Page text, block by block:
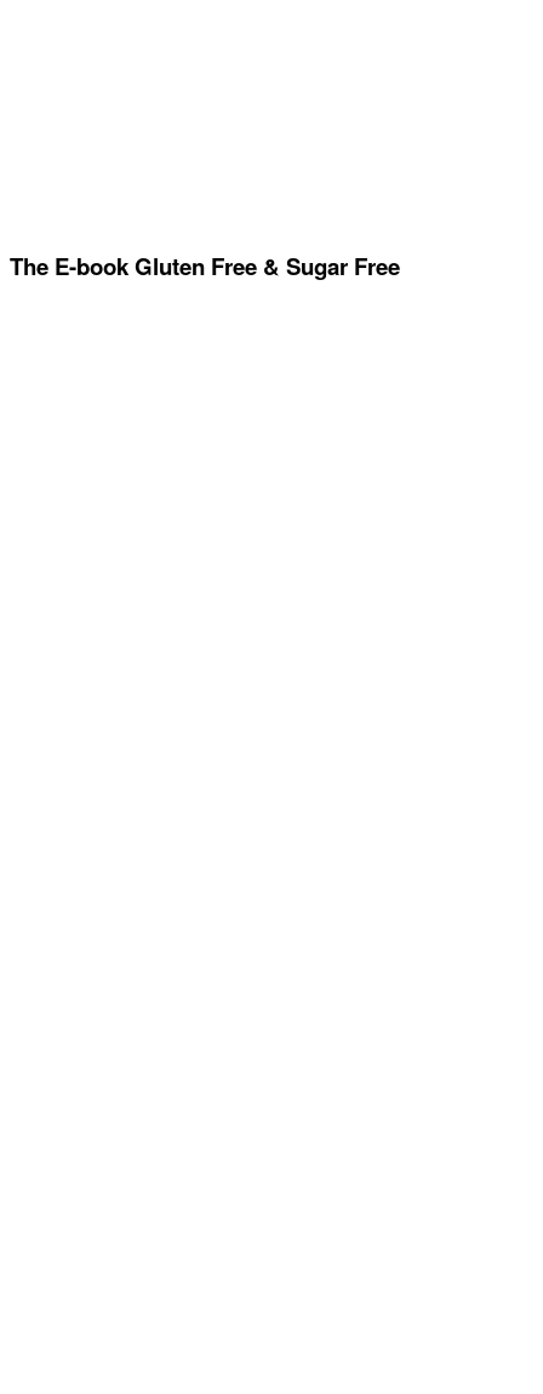
The E-book Gluten Free & Sugar Free